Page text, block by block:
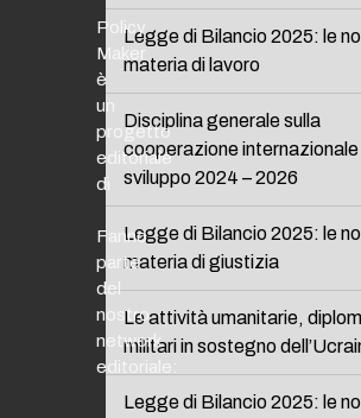
Legge di Bilancio 2025: le
materia di lavoro
Disciplina generale sulla
cooperazione internazionale
sviluppo 2024 – 2026
Legge di Bilancio 2025: le
materia di giustizia
Le attività umanitarie,
militari in sostegno
Legge di Bilancio 2025: le
Policy
Maker
è
un
progetto
editoriale
di
Fanno
parte
del
nostro
network
editoriale: